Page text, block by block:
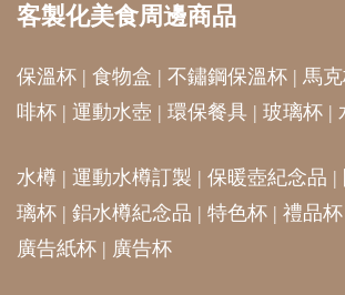
客製化美食周邊商品
保溫杯 | 食物盒 | 不鏽鋼保溫杯 | 馬
啡杯 | 運動水壺 | 環保餐具 | 玻璃杯 |
水樽 | 運動水樽訂製 | 保暖壺紀念品 |
璃杯 | 鋁水樽紀念品 | 特色杯 | 禮品杯
廣告紙杯 | 廣告杯